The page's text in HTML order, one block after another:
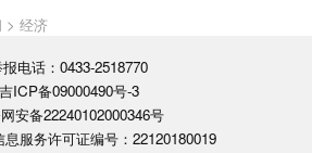
> 经济
电话：0433-2518770
吉ICP备09000490号-3
安备22240102000346号
服务许可证编号：22120180019